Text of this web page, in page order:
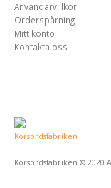
Användarvillkor
Orderspårning
Mitt konto
Kontakta oss
Korsordsfabriken © 2020